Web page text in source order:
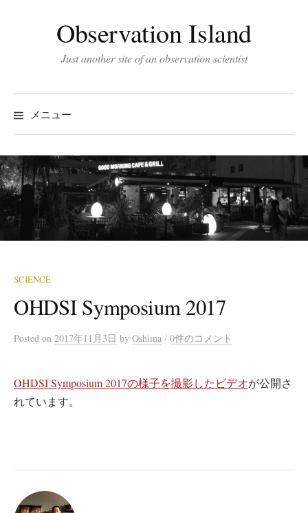
ス
キ
ッ
プ
Observation Island
Just another site of an observation scientist
メニュー
SCIENCE
OHDSI Symposium 2017
Posted on 2017年11月3日 by Oshima / 0件のコメント
OHDSI Symposium 2017の様子を撮影したビデオが公開さ
れています。